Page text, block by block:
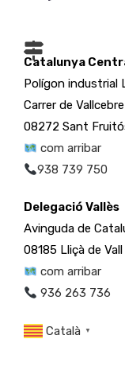
Catalunya
Polígon industrial
Carrer de
08272 Sant
com arribar
938 739 750
Delegació Vallès
Avinguda de
08185 Lliçà de
com arribar
936 263 736
Català ▼